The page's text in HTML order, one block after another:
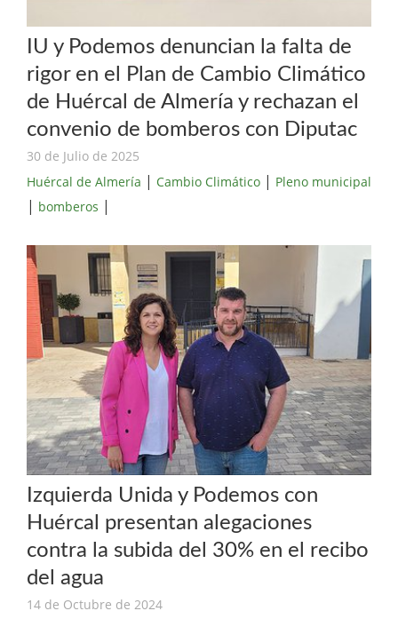
IU y Podemos denuncian la falta de
rigor en el Plan de Cambio Climático
de Huércal de Almería y rechazan el
convenio de bomberos con Diputac
30 de Julio de 2025
Huércal de Almería | Cambio Climático | Pleno municipal
| bomberos |
Izquierda Unida y Podemos con
Huércal presentan alegaciones
contra la subida del 30% en el recibo
del agua
14 de Octubre de 2024